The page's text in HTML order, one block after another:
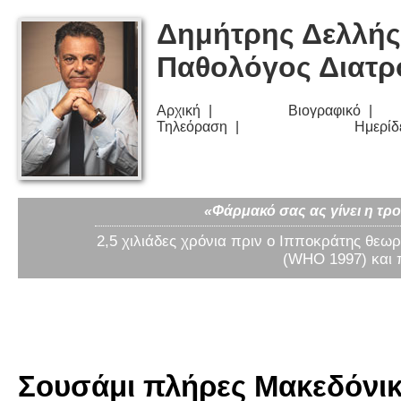
Δημήτρης
Παθολόγος
Αρχική
Βιογραφικό
Τηλεόραση
«Φάρμακό σας ας γίνει η
2,5 χιλιάδες χρόνια πριν ο Ιπποκράτης
(WHO 1997) και
Σουσάμι πλήρες